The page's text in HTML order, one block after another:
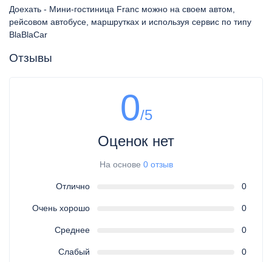
Доехать - Мини-гостиница Franc можно на своем автом,
рейсовом автобусе, маршрутках и используя сервис по типу
BlaBlaCar
Отзывы
0/5
Оценок нет
На основе 0 отзыв
Отлично 0
Очень хорошо 0
Среднее 0
Слабый 0